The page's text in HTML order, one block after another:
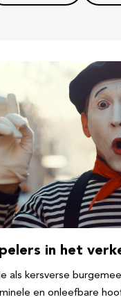
in het
als kersverse
en onleefbare